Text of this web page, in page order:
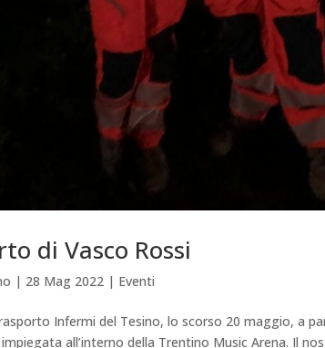
di Vasco Rossi
| 28 Mag 2022 | Eventi
Infermi del Tesino, lo scorso 20 maggio, a
all’interno della Trentino Music Arena. Il